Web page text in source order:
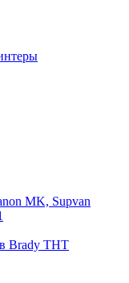
MK, Supvan
Brady THT